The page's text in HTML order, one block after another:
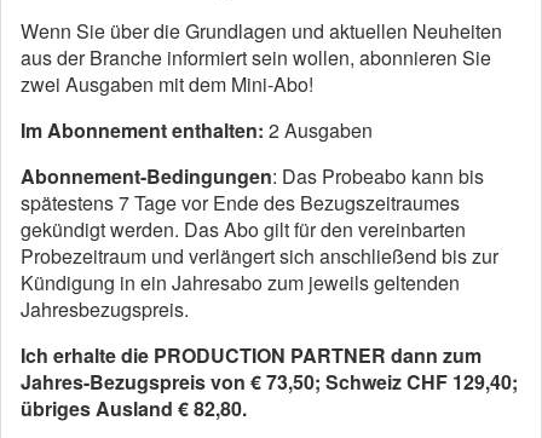
Wenn Sie über die Grundlagen und aktuellen Neuheiten
aus der Branche informiert sein wollen, abonnieren Sie
zwei Ausgaben mit dem Mini-Abo!
Im Abonnement enthalten: 2 Ausgaben
Abonnement-Bedingungen: Das Probeabo kann bis
spätestens 7 Tage vor Ende des Bezugszeitraumes
gekündigt werden. Das Abo gilt für den vereinbarten
Probezeitraum und verlängert sich anschließend bis zur
Kündigung in ein Jahresabo zum jeweils geltenden
Jahresbezugspreis.
Ich erhalte die PRODUCTION PARTNER dann zum
Jahres-Bezugspreis von € 73,50; Schweiz CHF 129,40;
übriges Ausland € 82,80.